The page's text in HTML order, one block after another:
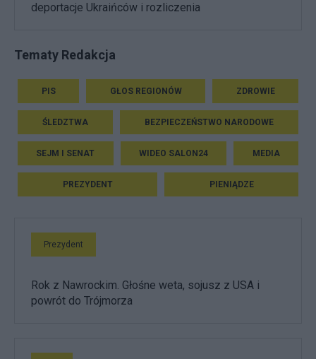
deportacje Ukraińców i rozliczenia
Tematy Redakcja
PIS GŁOS REGIONÓW ZDROWIE
ŚLEDZTWA BEZPIECZEŃSTWO NARODOWE
SEJM I SENAT WIDEO SALON24 MEDIA
PREZYDENT PIENIĄDZE
Prezydent
Rok z Nawrockim. Głośne weta, sojusz z USA i
powrót do Trójmorza